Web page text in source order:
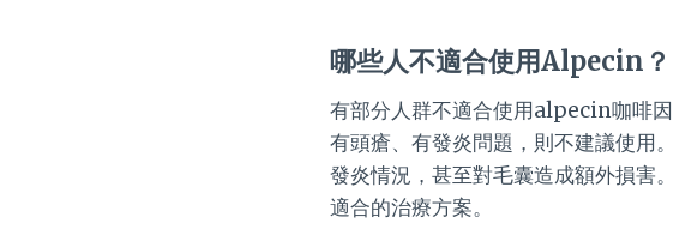
哪些人不適合使用Alpecin？
有部分人群不適合使用alpecin咖啡
有頭瘡、有發炎問題，則不建議使用
發炎情況，甚至對毛囊造成額外損害
適合的治療方案。